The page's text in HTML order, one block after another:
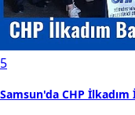
5
Samsun'da CHP İlkadım